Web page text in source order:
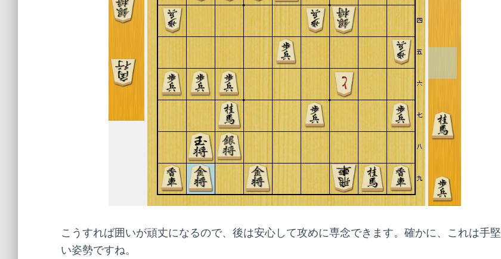
こうすれば囲いが頑丈になるので、後は安心して攻めに専念できます。確かに、これは手堅
い姿勢ですね。